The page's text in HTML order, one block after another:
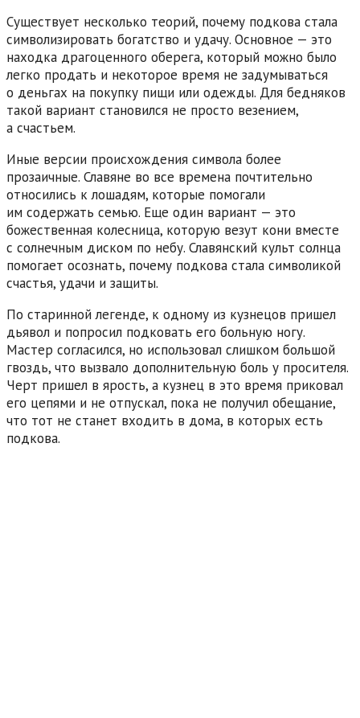
Существует несколько теорий, почему подкова стала
символизировать богатство и удачу. Основное — это
находка драгоценного оберега, который можно было
легко продать и некоторое время не задумываться
о деньгах на покупку пищи или одежды. Для бедняков
такой вариант становился не просто везением,
а счастьем.
Иные версии происхождения символа более
прозаичные. Славяне во все времена почтительно
относились к лошадям, которые помогали
им содержать семью. Еще один вариант — это
божественная колесница, которую везут кони вместе
с солнечным диском по небу. Славянский культ солнца
помогает осознать, почему подкова стала символикой
счастья, удачи и защиты.
По старинной легенде, к одному из кузнецов пришел
дьявол и попросил подковать его больную ногу.
Мастер согласился, но использовал слишком большой
гвоздь, что вызвало дополнительную боль у просителя.
Черт пришел в ярость, а кузнец в это время приковал
его цепями и не отпускал, пока не получил обещание,
что тот не станет входить в дома, в которых есть
подкова.